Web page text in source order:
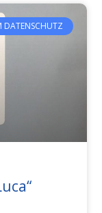
DATENSCHUTZ